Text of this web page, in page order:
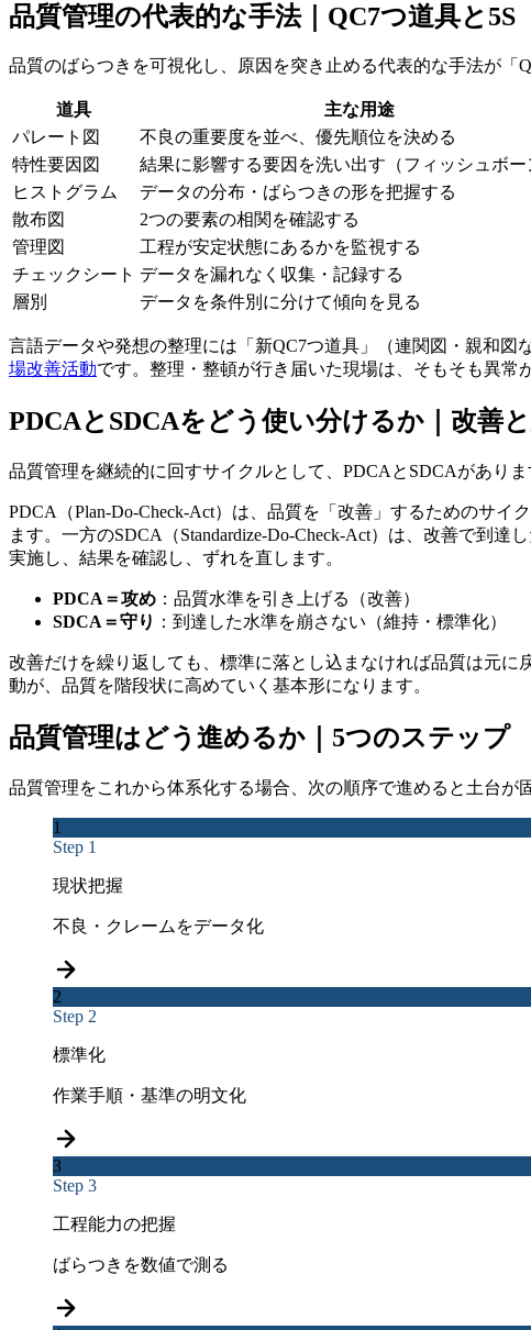
品質管理の代表的な手法｜QC7つ道具と5S
品質のばらつきを可視化し、原因を突き止める代表的な手法が「
道具
主な用途
パレート図
不良の重要度を並べ、優先順位を決める
特性要因図
結果に影響する要因を洗い出す（フィッシュボー
ヒストグラム
データの分布・ばらつきの形を把握する
散布図
2つの要素の相関を確認する
管理図
工程が安定状態にあるかを監視する
チェックシート データを漏れなく収集・記録する
層別
データを条件別に分けて傾向を見る
言語データや発想の整理には「新QC7つ道具」（連関図・親和
場改善活動です。整理・整頓が行き届いた現場は、そもそも異常
PDCAとSDCAをどう使い分けるか｜改善
品質管理を継続的に回すサイクルとして、PDCAとSDCAがあり
PDCA（Plan-Do-Check-Act）は、品質を「改善」するためのサ
ます。一方のSDCA（Standardize-Do-Check-Act）は、改善で到
実施し、結果を確認し、ずれを直します。
PDCA＝攻め ：品質水準を引き上げる（改善）
SDCA＝守り ：到達した水準を崩さない（維持・標準化）
改善だけを繰り返しても、標準に落とし込まなければ品質は元
動が、品質を階段状に高めていく基本形になります。
品質管理はどう進めるか｜5つのステップ
品質管理をこれから体系化する場合、次の順序で進めると土台が
1
Step 1
現状把握
不良・クレームをデータ化
2
Step 2
標準化
作業手順・基準の明文化
3
Step 3
工程能力の把握
ばらつきを数値で測る